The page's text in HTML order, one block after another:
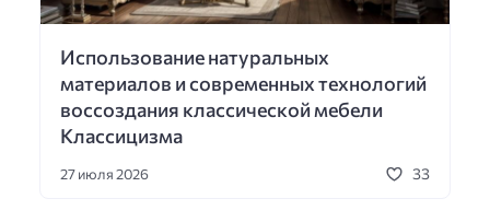
Использование натуральных
материалов и современных технологий
воссоздания классической мебели
Классицизма
27 июля 2026 33